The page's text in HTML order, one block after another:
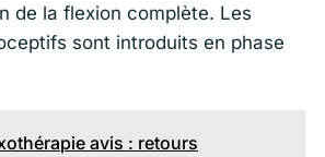
de la flexion complète. Les
sont introduits en phase
avis : retours